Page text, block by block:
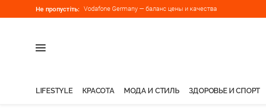
Не пропустіть: Vodafone Germany — баланс цены и качества
LIFESTYLE КРАСОТА МОДА И СТИЛЬ ЗДОРОВЬЕ И СПОРТ